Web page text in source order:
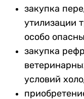
закупка
утилизации
особо
закупка
условий